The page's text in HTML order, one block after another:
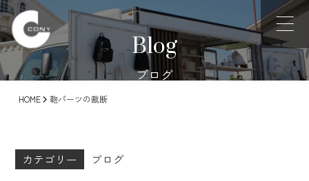
Blog
ブログ
HOME 鞄パーツの裁断
カテゴリー ブログ